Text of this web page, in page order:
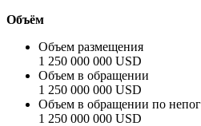
Объём
Объем размещения
1 250 000 000 USD
Объем в обращении
1 250 000 000 USD
Объем в обращении по
1 250 000 000 USD